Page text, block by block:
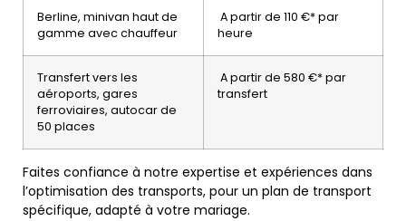
Berline, minivan haut de
gamme avec chauffeur
A partir de 110 €* par
heure
Transfert vers les
aéroports, gares
ferroviaires, autocar de
50 places
A partir de 580 €* par
transfert
Faites confiance à notre expertise et expériences dans
l’optimisation des transports, pour un plan de transport
spécifique, adapté à votre mariage.